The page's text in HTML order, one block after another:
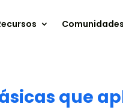
Comunidades
que